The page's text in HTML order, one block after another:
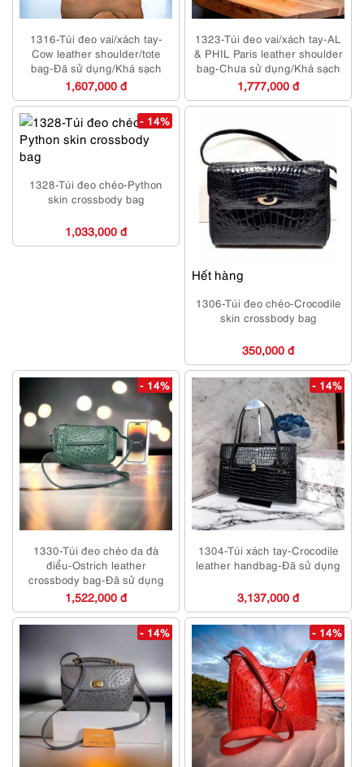
1316-Túi đeo vai/xách tay-
Cow leather shoulder/tote
bag-Đã sử dụng/Khá sạch
1,607,000 đ
1323-Túi đeo vai/xách tay-AL
& PHIL Paris leather shoulder
bag-Chưa sử dụng/Khá sạch
1,777,000 đ
- 14%
1328-Túi đeo chéo-Python
skin crossbody bag
1,033,000 đ
Hết hàng
1306-Túi đeo chéo-Crocodile
skin crossbody bag
350,000 đ
- 14%
1330-Túi đeo chéo da đà
điểu-Ostrich leather
crossbody bag-Đã sử dụng
1,522,000 đ
- 14%
1304-Túi xách tay-Crocodile
leather handbag-Đã sử dụng
3,137,000 đ
- 14% - 14%